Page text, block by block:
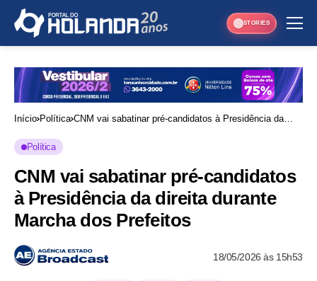
STORIES
Início Política CNM vai sabatinar pré-candidatos à Presidência da
Política
CNM vai sabatinar pré-candidatos
à Presidência da direita durante
Marcha dos Prefeitos
18/05/2026 às 15h53